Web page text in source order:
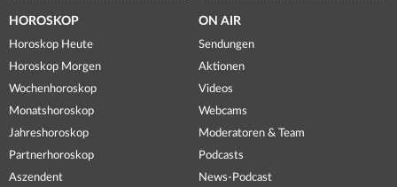
HOROSKOP
Horoskop Heute
Horoskop Morgen
Wochenhoroskop
Monatshoroskop
Jahreshoroskop
Partnerhoroskop
Aszendent
ON AIR
Sendungen
Aktionen
Videos
Webcams
Moderatoren & Team
Podcasts
News-Podcast